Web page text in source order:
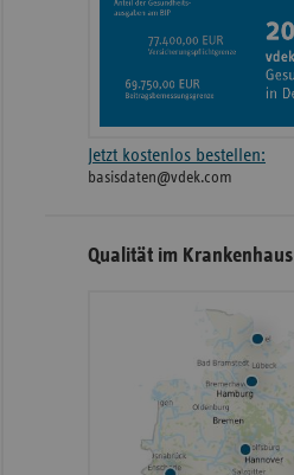
Jetzt kostenlos bestellen:
basisdaten@vdek.com
Qualität im Krankenhaus